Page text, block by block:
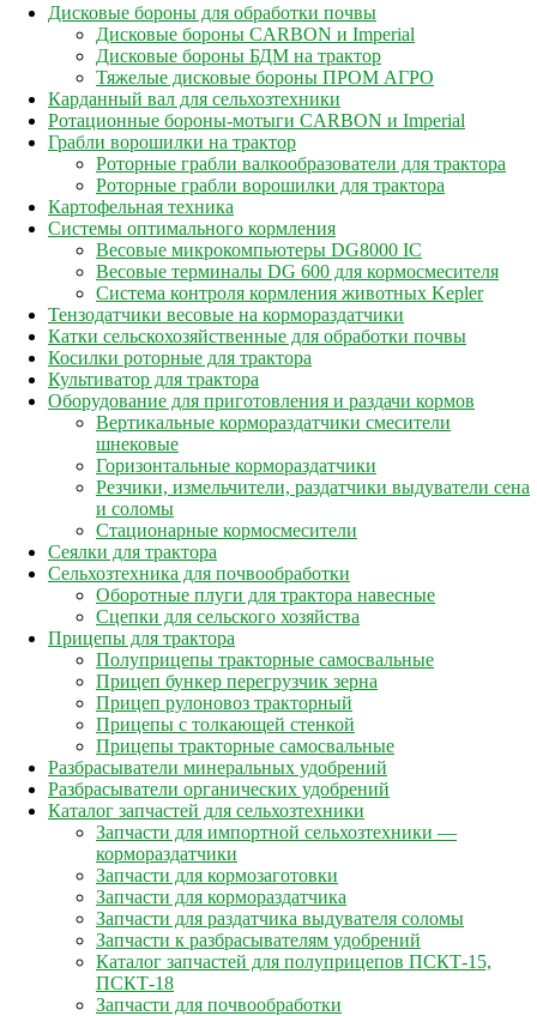
Дисковые бороны для обработки почвы
Дисковые бороны CARBON и Imperial
Дисковые бороны БДМ на трактор
Тяжелые дисковые бороны ПРОМ АГРО
Карданный вал для сельхозтехники
Ротационные бороны-мотыги CARBON и Imperial
Грабли ворошилки на трактор
Роторные грабли валкообразователи для трактора
Роторные грабли ворошилки для трактора
Картофельная техника
Системы оптимального кормления
Весовые микрокомпьютеры DG8000 IC
Весовые терминалы DG 600 для кормосмесителя
Система контроля кормления животных Kepler
Тензодатчики весовые на кормораздатчики
Катки сельскохозяйственные для обработки почвы
Косилки роторные для трактора
Культиватор для трактора
Оборудование для приготовления и раздачи кормов
Вертикальные кормораздатчики смесители
шнековые
Горизонтальные кормораздатчики
Резчики, измельчители, раздатчики выдуватели сена
и соломы
Стационарные кормосмесители
Сеялки для трактора
Сельхозтехника для почвообработки
Оборотные плуги для трактора навесные
Сцепки для сельского хозяйства
Прицепы для трактора
Полуприцепы тракторные самосвальные
Прицеп бункер перегрузчик зерна
Прицеп рулоновоз тракторный
Прицепы с толкающей стенкой
Прицепы тракторные самосвальные
Разбрасыватели минеральных удобрений
Разбрасыватели органических удобрений
Каталог запчастей для сельхозтехники
Запчасти для импортной сельхозтехники —
кормораздатчики
Запчасти для кормозаготовки
Запчасти для кормораздатчика
Запчасти для раздатчика выдувателя соломы
Запчасти к разбрасывателям удобрений
Каталог запчастей для полуприцепов ПСКТ-15,
ПСКТ-18
Запчасти для почвообработки